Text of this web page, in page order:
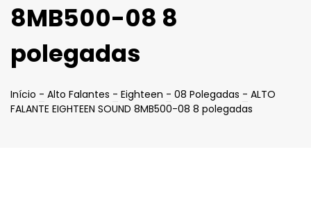
8MB500-08 8
polegadas
Início - Alto Falantes - Eighteen - 08 Polegadas - ALTO
FALANTE EIGHTEEN SOUND 8MB500-08 8 polegadas